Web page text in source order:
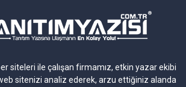
siteleri ile çalışan firmamız, etkin yazar ekibi
sitenizi analiz ederek, arzu ettiğiniz alanda